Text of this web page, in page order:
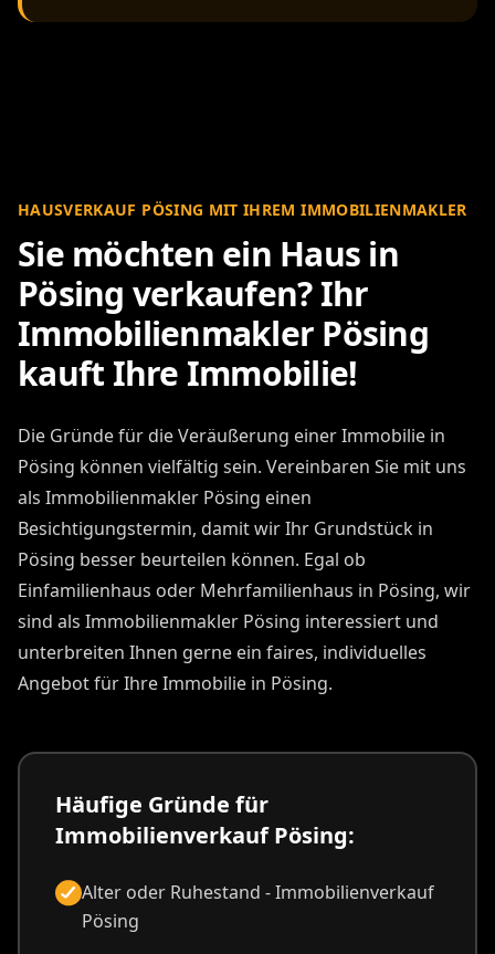
HAUSVERKAUF PÖSING MIT IHREM IMMOBILIENMAKLER
Sie möchten ein Haus in
Pösing verkaufen? Ihr
Immobilienmakler Pösing
kauft Ihre Immobilie!
Die Gründe für die Veräußerung einer Immobilie in
Pösing können vielfältig sein. Vereinbaren Sie mit uns
als Immobilienmakler Pösing einen
Besichtigungstermin, damit wir Ihr Grundstück in
Pösing besser beurteilen können. Egal ob
Einfamilienhaus oder Mehrfamilienhaus in Pösing, wir
sind als Immobilienmakler Pösing interessiert und
unterbreiten Ihnen gerne ein faires, individuelles
Angebot für Ihre Immobilie in Pösing.
Häufige Gründe für
Immobilienverkauf Pösing:
Alter oder Ruhestand - Immobilienverkauf
Pösing